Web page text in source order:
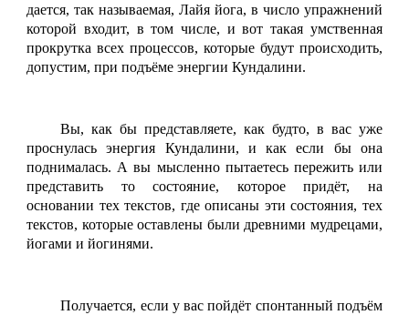
дается, так называемая, Лайя йога, в число упражнений
которой входит, в том числе, и вот такая умственная
прокрутка всех процессов, которые будут происходить,
допустим, при подъёме энергии Кундалини.
Вы, как бы представляете, как будто, в вас уже
проснулась энергия Кундалини, и как если бы она
поднималась. А вы мысленно пытаетесь пережить или
представить то состояние, которое придёт, на
основании тех текстов, где описаны эти состояния, тех
текстов, которые оставлены были древними мудрецами,
йогами и йогинями.
Получается, если у вас пойдёт спонтанный подъём